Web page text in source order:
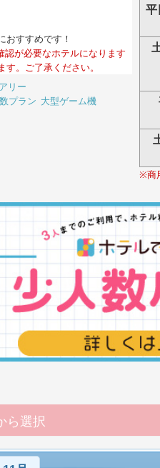
おすすめです！
が必要なホテルになります
。ご了承ください。
リー
プラン 大型ゲーム機
※商
ら選択